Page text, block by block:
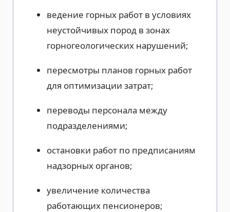
ведение горных работ в условиях
неустойчивых пород в зонах
горногеологических нарушений;
пересмотры планов горных работ
для оптимизации затрат;
переводы персонала между
подразделениями;
остановки работ по предписаниям
надзорных органов;
увеличение количества
работающих пенсионеров;